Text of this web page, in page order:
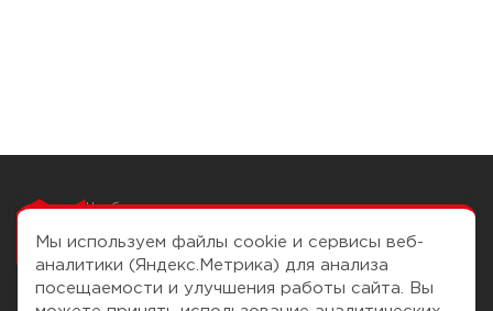
Чтобы вам легко
Мы используем файлы cookie и сервисы веб-
аналитики (Яндекс.Метрика) для анализа
посещаемости и улучшения работы сайта. Вы